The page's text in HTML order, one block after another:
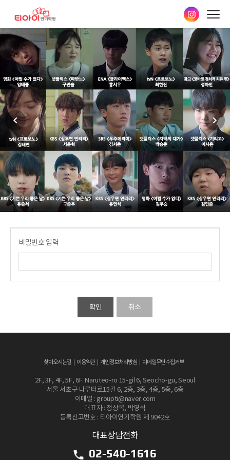
본문
바로가기
비밀번호 입력
찾아오시는길 이용약관 개인정보처리방침 이메일무단수집거부
2F, 3F, 4F, 5F, 6F. Naruteo-ro 15-gil 6, Seocho-gu, Seoul
서울 서초구 나루터로15길 6, 2층, 3층, 4층, 5층, 6층
이메일 : groupti@naver.com
대표자 : 정상복, 박영식
등록신고번호 : 티아이연기학원 제 9042호
대표상담전화
02-540-1616